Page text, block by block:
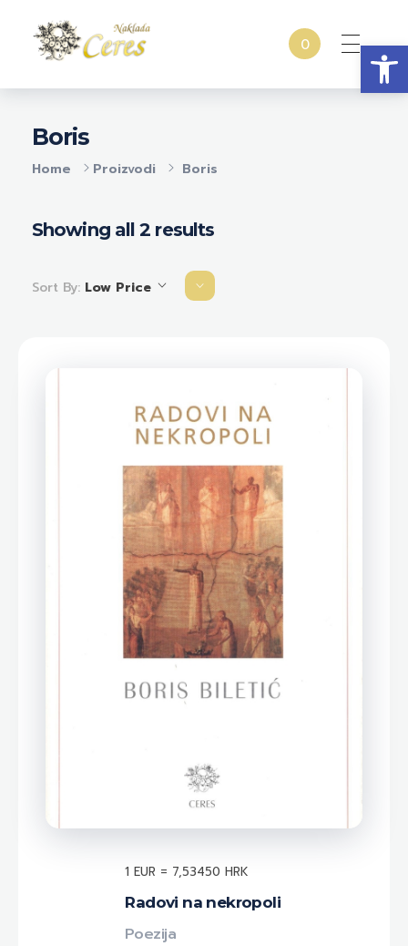
0
Home Proizvodi Boris
Boris
Showing all 2 results
Sort By: Low Price
Radovi na nekropoli
Poezija
1 EUR = 7,53450 HRK